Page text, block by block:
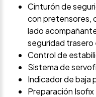
Cinturón de
con pretensores,
lado
seguridad trasero
Control de
Sistema de
Indicador de baja
Preparación Isofix